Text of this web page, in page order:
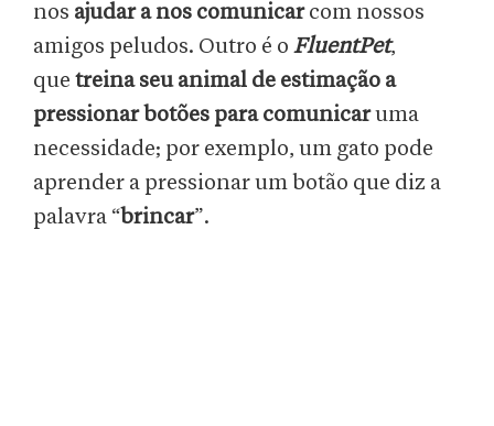
nos ajudar a nos comunicarcom nossos
amigos peludos. Outro é o FluentPet,
que treina seu animal de estimação a
pressionar botões para comunicaruma
necessidade; por exemplo, um gato pode
aprender a pressionar um botão que diz a
palavra “brincar”.